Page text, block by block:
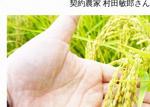
契約農家 村田敏郎さん